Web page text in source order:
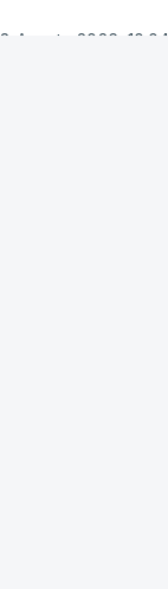
8 Agosto 2026, 10:04